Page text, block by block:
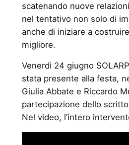
scatenando nuove
nel tentativo non solo di
anche di iniziare a
migliore.
Venerdì 24 giugno
stata presente alla festa,
Giulia Abbate e Riccardo
partecipazione dello
Nel video, l’intero